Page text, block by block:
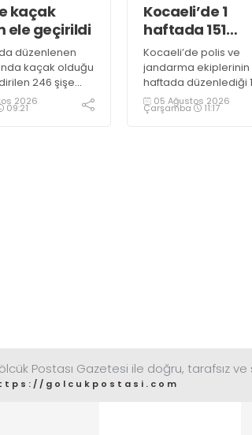
kaçak
ele geçirildi
düzenlenen
kaçak olduğu
246 şişe
geçirildi
2026
09:21
Kocaeli’de 1
haftada 151
uyuşturucu
operasyonu
Kocaeli’de polis ve
jandarma ekiplerinin
haftada düzenlediği
uyuşturucu
161 şüpheli hakkında
05 Ağustos 2026
Çarşamba 11:17
Postası Gazetesi ile doğru, tarafsız
golcukpostasi.com